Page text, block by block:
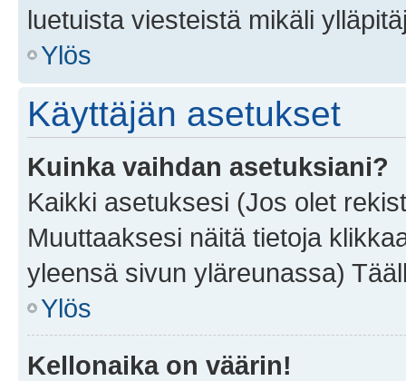
luetuista viesteistä mikäli
Ylös
Käyttäjän asetukset
Kuinka vaihdan asetuksiani?
Kaikki asetuksesi (Jos olet
Muuttaaksesi näitä tietoja
yleensä sivun yläreunassa)
Ylös
Kellonaika on väärin!